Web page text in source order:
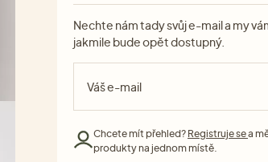
Nechte nám tady svůj e-mail a my
jakmile bude opět dostupný.
Chcete mít přehled? Registruje sea
produkty na jednom místě.